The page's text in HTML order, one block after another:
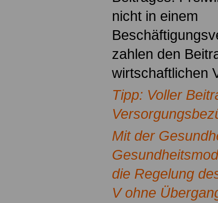
nicht in einem
zahlen den
wirtschaftlichen
Tipp: Voller
Mit der
die Regelung
V ohne